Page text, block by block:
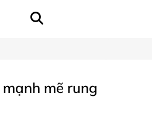
mẽ rung